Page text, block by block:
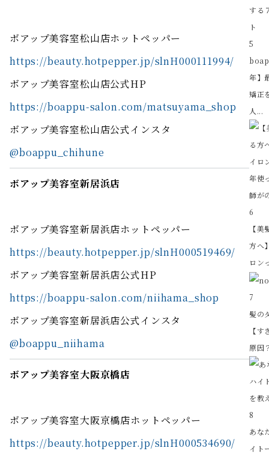
ボアップ美容室松山店ホットペッパー
https://beauty.hotpepper.jp/slnH000111994/
ボアップ美容室松山店公式HP
https://boappu-salon.com/matsuyama_shop
ボアップ美容室松山店公式インスタ
@boappu_chihune
ボアップ美容室新居浜店
ボアップ美容室新居浜店ホットペッパー
https://beauty.hotpepper.jp/slnH000519469/
ボアップ美容室新居浜店公式HP
https://boappu-salon.com/niihama_shop
ボアップ美容室新居浜店公式インスタ
@boappu_niihama
ボアップ美容室大阪京橋店
ボアップ美容室大阪京橋店ホットペッパー
https://beauty.hotpepper.jp/slnH000534690/
5
年】
矯正
人...
6
【
方へ
ロン
7
髪の
【
原因
8
あな
イト